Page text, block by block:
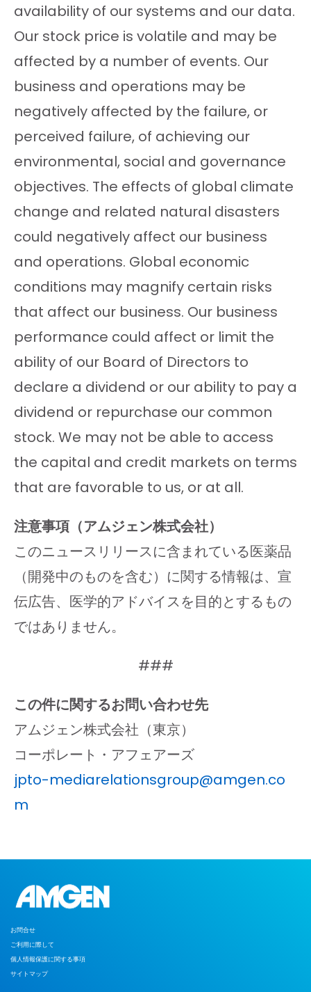
availability of our systems and our data.
Our stock price is volatile and may be
affected by a number of events. Our
business and operations may be
negatively affected by the failure, or
perceived failure, of achieving our
environmental, social and governance
objectives. The effects of global climate
change and related natural disasters
could negatively affect our business
and operations. Global economic
conditions may magnify certain risks
that affect our business. Our business
performance could affect or limit the
ability of our Board of Directors to
declare a dividend or our ability to pay a
dividend or repurchase our common
stock. We may not be able to access
the capital and credit markets on terms
that are favorable to us, or at all.
注意事項（アムジェン株式会社）
このニュースリリースに含まれている医薬品
（開発中のものを含む）に関する情報は、宣
伝広告、医学的アドバイスを目的とするもの
ではありません。
###
この件に関するお問い合わせ先
アムジェン株式会社（東京）
コーポレート・アフェアーズ
jpto-mediarelationsgroup@amgen.co
m
お問合せ
ご利用に際して
個人情報保護に関する事項
サイトマップ